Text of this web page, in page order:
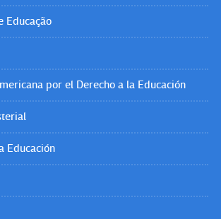
Educação
por el Derecho a la Educación
Educación